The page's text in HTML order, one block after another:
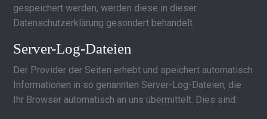
gespeichert werden, werden diese in dieser
Datenschutzerklärung gesondert behandelt.
Server-Log-Dateien
Der Provider der Seiten erhebt und speichert automatisch
Informationen in so genannten Server-Log-Dateien, die
Ihr Browser automatisch an uns übermittelt. Dies sind: